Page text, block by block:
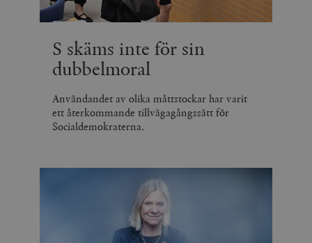
S skäms inte för sin
dubbelmoral
Användandet av olika måttstockar har varit
ett återkommande tillvägagångssätt för
Socialdemokraterna.